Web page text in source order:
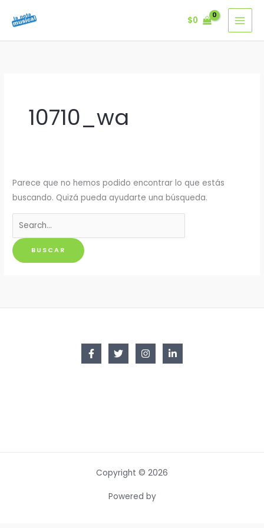
$0
10710_wa
Parece que no hemos podido encontrar lo que estás
buscando. Quizá pueda ayudarte una búsqueda.
Buscar
por:
Copyright © 2026
Powered by